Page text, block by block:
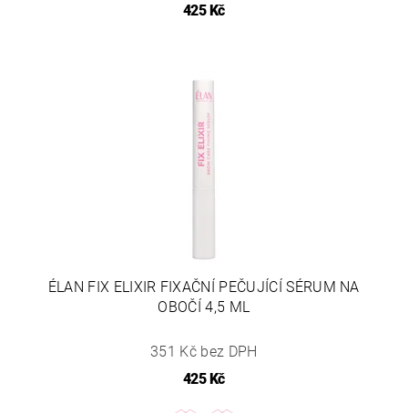
425 Kč
ÉLAN FIX ELIXIR FIXAČNÍ PEČUJÍCÍ SÉRUM NA
OBOČÍ 4,5 ML
351 Kč bez DPH
425 Kč